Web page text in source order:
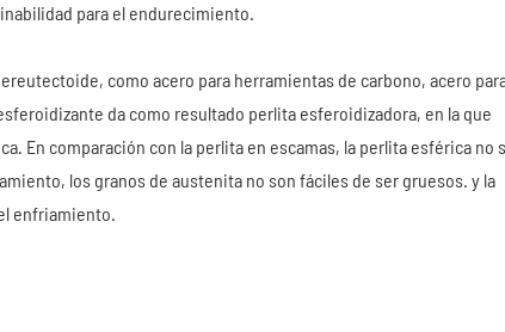
para el endurecimiento.
como acero para herramientas de carbono, acero
da como resultado perlita esferoidizadora, en la que
En comparación con la perlita en escamas, la perlita esférica no
los granos de austenita no son fáciles de ser gruesos. y la
enfriamiento.